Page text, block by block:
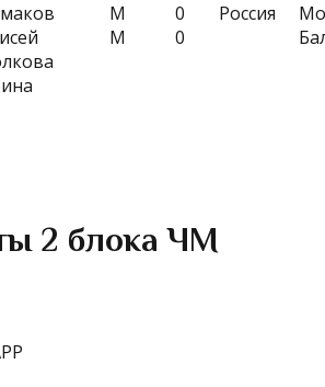
M
M
0
0
Россия
2 блока ЧМ